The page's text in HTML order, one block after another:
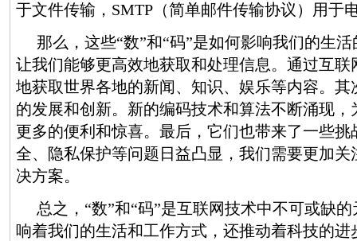
于文件传输，SMTP（简单邮件传输协议）用于
那么，这些“数”和“码”是如何影响我们的生
让我们能够更高效地获取和处理信息。通过互联
地获取世界各地的新闻、知识、娱乐等内容。其
的发展和创新。新的编码技术和算法不断涌现
更多的便利和惊喜。最后，它们也带来了一些挑
全、隐私保护等问题日益凸显，我们需要更加关
决方案。
总之，“数”和“码”是互联网技术中不可或缺
响着我们的生活和工作方式，还推动着科技的